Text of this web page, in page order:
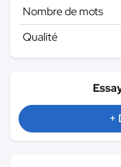
Nombre de mots
Qualité
+